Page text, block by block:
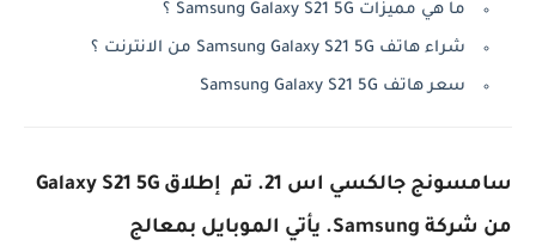
ما هي مميزات Samsung Galaxy S21 5G ؟
شراء هاتف Samsung Galaxy S21 5G من الانترنت ؟
سعر هاتف Samsung Galaxy S21 5G
سامسونج جالكسي اس 21. تم إطلاق Galaxy S21 5G
من شركة Samsung. يأتي الموبايل بمعالج